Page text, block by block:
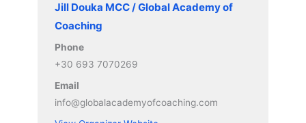
Jill Douka MCC / Global Academy of
Coaching
Phone
+30 693 7070269
Email
info@globalacademyofcoaching.com